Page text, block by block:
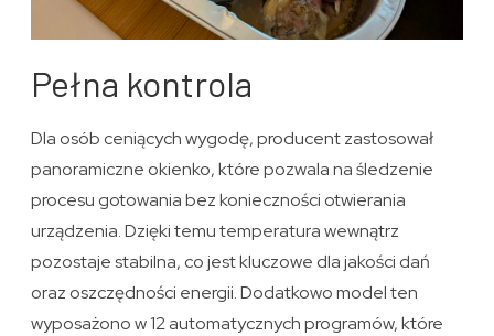
Pełna kontrola
Dla osób ceniących wygodę, producent zastosował
panoramiczne okienko, które pozwala na śledzenie
procesu gotowania bez konieczności otwierania
urządzenia. Dzięki temu temperatura wewnątrz
pozostaje stabilna, co jest kluczowe dla jakości dań
oraz oszczędności energii. Dodatkowo model ten
wyposażono w 12 automatycznych programów, które